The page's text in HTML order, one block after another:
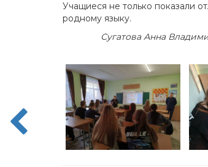
Учащиеся не только показали
родному языку.
Сугатова Анна